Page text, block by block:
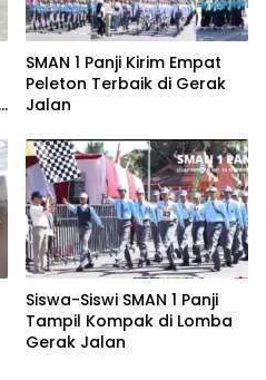
SMAN 1 Panji Kirim Empat
Peleton Terbaik di Gerak
Jalan
Siswa-Siswi SMAN 1 Panji
Tampil Kompak di Lomba
Gerak Jalan